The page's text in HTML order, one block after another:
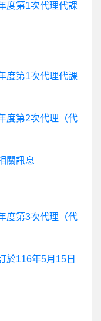
度第1次代理代課
度第1次代理代課
度第2次代理（代
關訊息
度第3次代理（代
於116年5月15日